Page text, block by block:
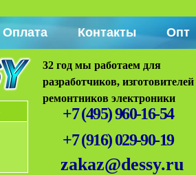
Оплата Контакты Опт
32 год мы работаем для
разработчиков,
ремонтников электроники
+7 (495) 960-16-54
+7 (916) 029-90-19
zakaz@dessy.ru